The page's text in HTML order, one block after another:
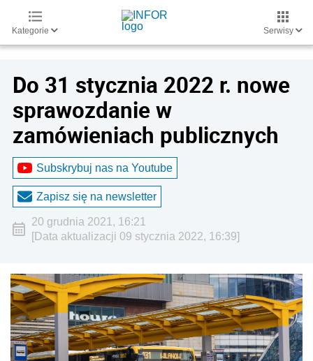
Kategorie Serwisy
Do 31 stycznia 2022 r. nowe
sprawozdanie w
zamówieniach publicznych
Subskrybuj nas na Youtube
Zapisz się na newsletter
20 grudnia 2021, 16:21
[Data aktualizacji 09 stycznia 2022, 16:39]